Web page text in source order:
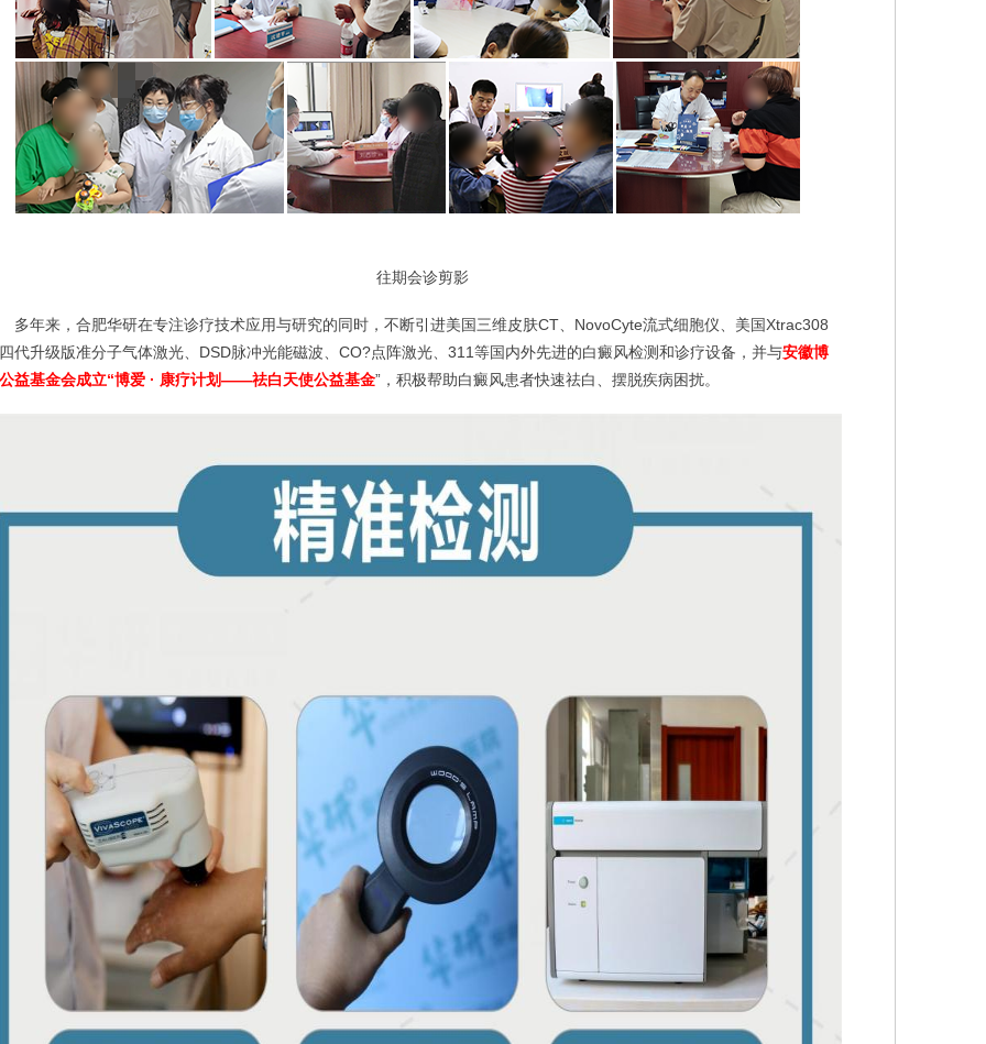
往期会诊剪影
来，合肥华研在专注诊疗技术应用与研究的同时，不断引进美国三维皮肤CT、NovoCyte流式细胞仪、美国Xtrac308
代升级版准分子气体激光、DSD脉冲光能磁波、CO?点阵激光、311等国内外先进的白癜风检测和诊疗设备，并与安徽博
益基金会成立“博爱 · 康疗计划——祛白天使公益基金”，积极帮助白癜风患者快速祛白、摆脱疾病困扰。